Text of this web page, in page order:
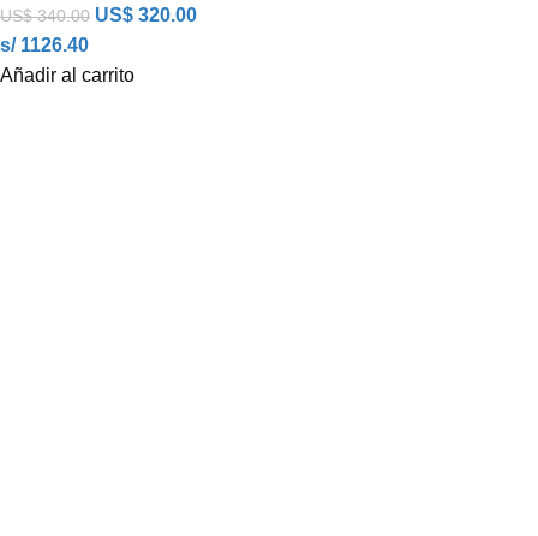
US$340.00 US$ 320.00
s/ 1126.40
Añadir al carrito